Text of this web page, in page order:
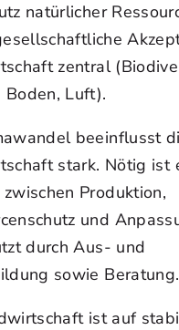
natürlicher
zentral
Boden, Luft).
beeinflusst
stark. Nötig ist
Produktion,
und
durch Aus- und
sowie Beratung.
ist auf